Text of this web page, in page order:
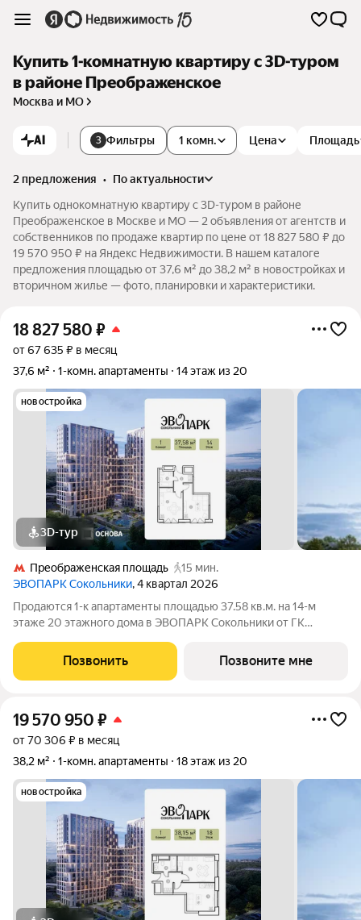
Купить 1-комнатную квартиру c 3D-туром
в районе Преображенское
Москва и МО
AI 3 Фильтры 1 комн. Цена Площадь
2 предложения •
по актуальности
Купить однокомнатную квартиру c 3D-туром в районе
Преображенское в Москве и МО — 2 объявления от агентств и
собственников по продаже квартир по цене от 18 827 580 ₽ до
19 570 950 ₽ на Яндекс Недвижимости. В нашем каталоге
предложения площадью от 37,6 м² до 38,2 м² в новостройках и
вторичном жилье — фото, планировки и характеристики.
18 827 580 ₽
от 67 635 ₽ в месяц
37,6 м²
1-комн. апартаменты 14 этаж из 20
новостройка
3D-тур
Преображенская площадь
15 мин.
ЭВОПАРК Сокольники, 4 квартал 2026
Продаются 1-к апартаменты площадью 37.58 кв.м. на 14-м
этаже 20 этажного дома в ЭВОПАРК Сокольники от ГК
историческом районе Преображенское, в 300 метрах от парка
Сокольники. "ЭВОПАРК Сокольники" расположен
Позвонить Позвоните мне
19 570 950 ₽
от 70 306 ₽ в месяц
38,2 м²
1-комн. апартаменты 18 этаж из 20
новостройка